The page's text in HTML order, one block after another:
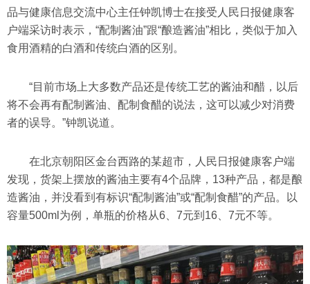
品与健康信息交流中心主任钟凯博士在接受人民日报健康客
户端采访时表示，“配制酱油”跟“酿造酱油”相比，类似于加入
食用酒精的白酒和传统白酒的区别。
“目前市场上大多数产品还是传统工艺的酱油和醋，以后
将不会再有配制酱油、配制食醋的说法，这可以减少对消费
者的误导。”钟凯说道。
在北京朝阳区金台西路的某超市，人民日报健康客户端
发现，货架上摆放的酱油主要有4个品牌，13种产品，都是酿
造酱油，并没看到有标识“配制酱油”或“配制食醋”的产品。以
容量500ml为例，单瓶的价格从6、7元到16、7元不等。